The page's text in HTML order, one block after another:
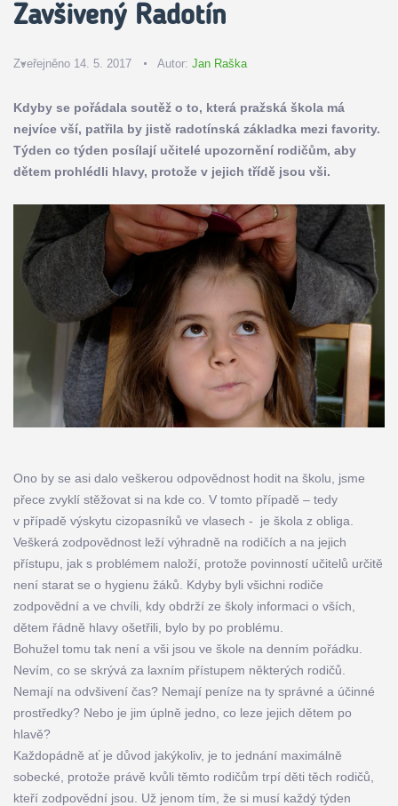
Zavšivený Radotín
Zveřejněno 14. 5. 2017 Autor: Jan Raška
Kdyby se pořádala soutěž o to, která pražská škola má
nejvíce vší, patřila by jistě radotínská základka mezi favority.
Týden co týden posílají učitelé upozornění rodičům, aby
dětem prohlédli hlavy, protože v jejich třídě jsou vši.
Ono by se asi dalo veškerou odpovědnost hodit na školu, jsme
přece zvyklí stěžovat si na kde co. V tomto případě – tedy
v případě výskytu cizopasníků ve vlasech - je škola z obliga.
Veškerá zodpovědnost leží výhradně na rodičích a na jejich
přístupu, jak s problémem naloží, protože povinností učitelů určitě
není starat se o hygienu žáků. Kdyby byli všichni rodiče
zodpovědní a ve chvíli, kdy obdrží ze školy informaci o vších,
dětem řádně hlavy ošetřili, bylo by po problému.
Bohužel tomu tak není a vši jsou ve škole na denním pořádku.
Nevím, co se skrývá za laxním přístupem některých rodičů.
Nemají na odvšivení čas? Nemají peníze na ty správné a účinné
prostředky? Nebo je jim úplně jedno, co leze jejich dětem po
hlavě?
Každopádně ať je důvod jakýkoliv, je to jednání maximálně
sobecké, protože právě kvůli těmto rodičům trpí děti těch rodičů,
kteří zodpovědní jsou. Už jenom tím, že si musí každý týden